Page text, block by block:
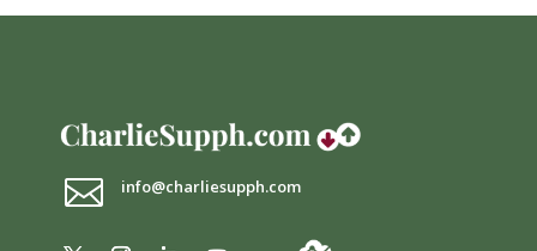
 info@charliesupph.com